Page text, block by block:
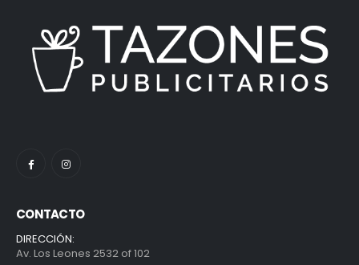
CONTACTO
DIRECCIÓN:
Av. Los Leones 2532 of 102